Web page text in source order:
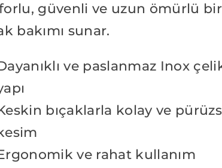
güvenli ve uzun ömürlü bir
bakımı sunar.
ve paslanmaz Inox
bıçaklarla kolay ve
ve rahat kullanım